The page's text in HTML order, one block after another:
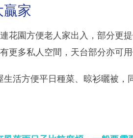
家
花園方便老人家出入，部分更
更多私人空間，天台部分亦可用
活方便平日種菜、晾衫曬被，